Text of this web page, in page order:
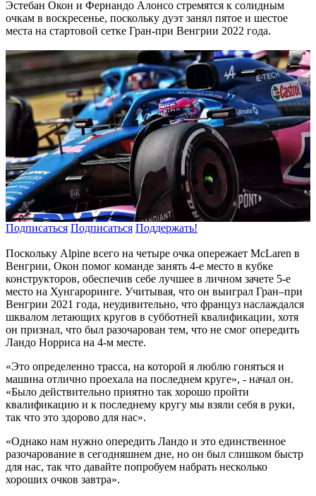
Эстебан Окон и Фернандо Алонсо стремятся к солидным
очкам в воскресенье, поскольку дуэт занял пятое и шестое
места на стартовой сетке Гран-при Венгрии 2022 года.
Подписаться Подписаться Поддержать!
Поскольку Alpine всего на четыре очка опережает McLaren в
Венгрии, Окон помог команде занять 4-е место в кубке
конструкторов, обеспечив себе лучшее в личном зачете 5-е
место на Хунгароринге. Учитывая, что он выиграл Гран–при
Венгрии 2021 года, неудивительно, что француз наслаждался
шквалом летающих кругов в субботней квалификации, хотя
он признал, что был разочарован тем, что не смог опередить
Ландо Норриса на 4-м месте.
«Это определенно трасса, на которой я люблю гоняться и
машина отлично проехала на последнем круге», - начал он.
«Было действительно приятно так хорошо пройти
квалификацию и к последнему кругу мы взяли себя в руки,
так что это здорово для нас».
«Однако нам нужно опередить Ландо и это единственное
разочарование в сегодняшнем дне, но он был слишком быстр
для нас, так что давайте попробуем набрать несколько
хороших очков завтра».